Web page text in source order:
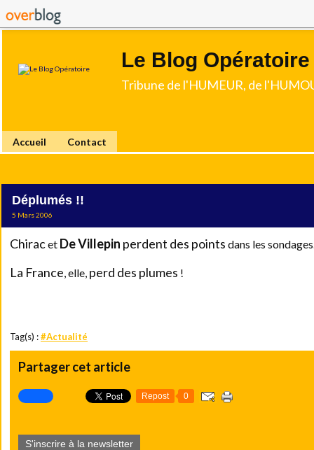
Le Blog Opératoire
Tribune de l'HUMEUR, de
Accueil Contact
Déplumés !!
5 Mars 2006
Chiracet De Villepin perdent des points dans les
La France, elle, perd des plumes !
Tag(s) :#Actualité
Partager cet article
Repost 0
S'inscrire à la newsletter